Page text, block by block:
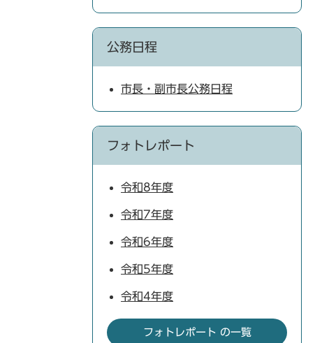
公務日程
市長・副市長公務日程
フォトレポート
令和8年度
令和7年度
令和6年度
令和5年度
令和4年度
フォトレポート の一覧